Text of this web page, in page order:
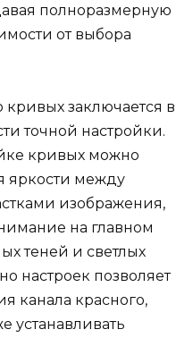
полноразмерную
от выбора
заключается в
точной настройки.
кривых можно
яркости между
изображения,
на главном
теней и светлых
настроек позволяет
канала красного,
устанавливать